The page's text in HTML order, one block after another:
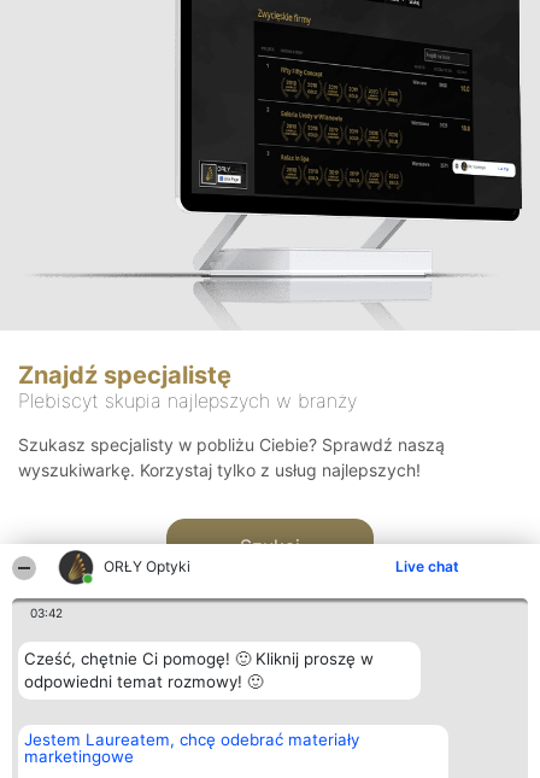
ORŁY Optyki Live chat
03:42
Cześć, chętnie Ci pomogę! 🙂 Kliknij proszę w
odpowiedni temat rozmowy! 🙂
Jestem Laureatem, chcę odebrać materiały
marketingowe
Znajdź specjalistę
Plebiscyt skupia najlepszych w branży
Szukasz specjalisty w pobliżu Ciebie? Sprawdź naszą
wyszukiwarkę. Korzystaj tylko z usług najlepszych!
Szukaj
Organizator plebiscytu
Bright Side Solutions sp. z o.
o. sp. k.
Plebiscyt
Laureaci
Kontakt
Kontakt